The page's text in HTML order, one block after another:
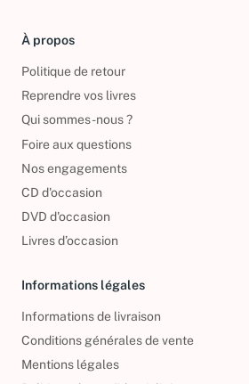
À propos
Politique de retour
Reprendre vos livres
Qui sommes-nous ?
Foire aux questions
Nos engagements
CD d'occasion
DVD d'occasion
Livres d’occasion
Informations légales
Informations de livraison
Conditions générales de vente
Mentions légales